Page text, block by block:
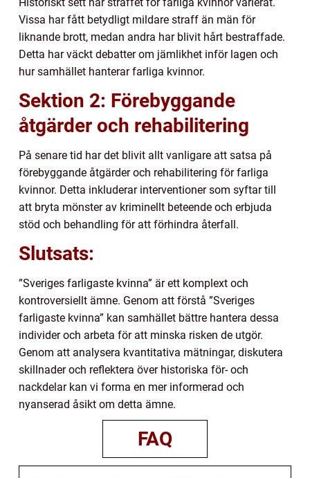
Vissa har fått betydligt mildare straff än män för
liknande brott, medan andra har blivit hårt bestraffade.
Detta har väckt debatter om jämlikhet inför lagen och
hur samhället hanterar farliga kvinnor.
Sektion 2: Förebyggande
åtgärder och rehabilitering
På senare tid har det blivit allt vanligare att satsa på
förebyggande åtgärder och rehabilitering för farliga
kvinnor. Detta inkluderar interventioner som syftar till
att bryta mönster av kriminellt beteende och erbjuda
stöd och behandling för att förhindra återfall.
Slutsats:
”Sveriges farligaste kvinna” är ett komplext och
kontroversiellt ämne. Genom att förstå ”Sveriges
farligaste kvinna” kan samhället bättre hantera dessa
individer och arbeta för att minska risken de utgör.
Genom att analysera kvantitativa mätningar, diskutera
skillnader och reflektera över historiska för- och
nackdelar kan vi forma en mer informerad och
nyanserad åsikt om detta ämne.
FAQ